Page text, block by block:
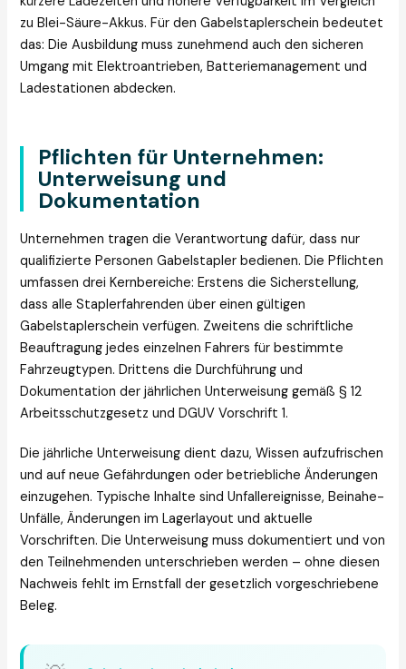
zu Blei-Säure-Akkus. Für den Gabelstaplerschein bedeutet
das: Die Ausbildung muss zunehmend auch den sicheren
Umgang mit Elektroantrieben, Batteriemanagement und
Ladestationen abdecken.
Pflichten für Unternehmen:
Unterweisung und
Dokumentation
Unternehmen tragen die Verantwortung dafür, dass nur
qualifizierte Personen Gabelstapler bedienen. Die Pflichten
umfassen drei Kernbereiche: Erstens die Sicherstellung,
dass alle Staplerfahrenden über einen gültigen
Gabelstaplerschein verfügen. Zweitens die schriftliche
Beauftragung jedes einzelnen Fahrers für bestimmte
Fahrzeugtypen. Drittens die Durchführung und
Dokumentation der jährlichen Unterweisung gemäß § 12
Arbeitsschutzgesetz und DGUV Vorschrift 1.
Die jährliche Unterweisung dient dazu, Wissen aufzufrischen
und auf neue Gefährdungen oder betriebliche Änderungen
einzugehen. Typische Inhalte sind Unfallereignisse, Beinahe-
Unfälle, Änderungen im Lagerlayout und aktuelle
Vorschriften. Die Unterweisung muss dokumentiert und von
den Teilnehmenden unterschrieben werden – ohne diesen
Nachweis fehlt im Ernstfall der gesetzlich vorgeschriebene
Beleg.